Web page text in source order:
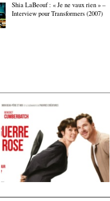
Shia LaBeouf : « Je ne vaux rien » –
Interview pour Transformers (2007)